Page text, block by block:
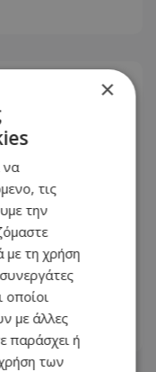
τη στυτική
×
να
τις
την
με τη χρήση
οποίοι
με άλλες
παράσχει ή
των